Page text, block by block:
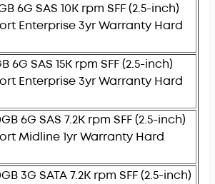
6G SAS 10K rpm SFF (2.5-inch)
Enterprise 3yr Warranty Hard
6G SAS 15K rpm SFF (2.5-inch)
Enterprise 3yr Warranty Hard
6G SAS 7.2K rpm SFF (2.5-inch)
Midline 1yr Warranty Hard
3G SATA 7.2K rpm SFF (2.5-inch)